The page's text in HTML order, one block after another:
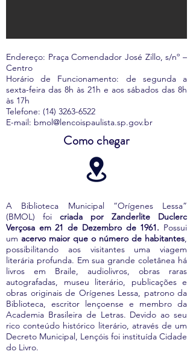
Endereço: Praça Comendador José Zillo, s/nº –
Centro
Horário de Funcionamento: de segunda a
sexta-feira das 8h às 21h e aos sábados das 8h
às 17h
Telefone: (14) 3263-6522
E-mail: bmol@lencoispaulista.sp.gov.br
Como chegar
A Biblioteca Municipal “Orígenes Lessa”
(BMOL) foi criada por Zanderlite Duclerc
Verçosa em 21 de Dezembro de 1961. Possui
um acervo maior que o número de habitantes,
possibilitando aos visitantes uma viagem
literária profunda. Em sua grande coletânea há
livros em Braile, audiolivros, obras raras
autografadas, museu literário, publicações e
obras originais de Orígenes Lessa, patrono da
Biblioteca, escritor lençoense e membro da
Academia Brasileira de Letras. Devido ao seu
rico conteúdo histórico literário, através de um
Decreto Municipal, Lençóis foi instituída Cidade
do Livro.